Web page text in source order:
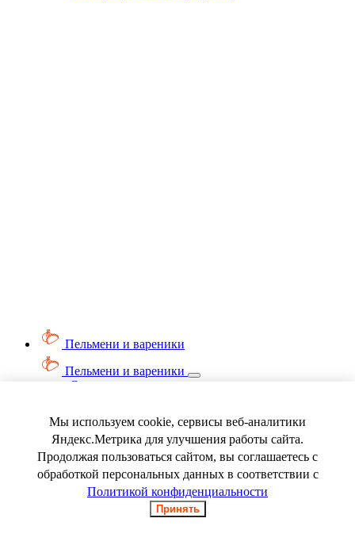
Пельмени и вареники
Пельмени и вареники
Смотреть весь раздел
Ягода замороженная
Мы используем cookie, сервисы веб-аналитики
Яндекс.Метрика для улучшения работы сайта.
Продолжая пользоваться сайтом, вы соглашаетесь с
обработкой персональных данных в соответствии с
Политикой конфиденциальности
Принять